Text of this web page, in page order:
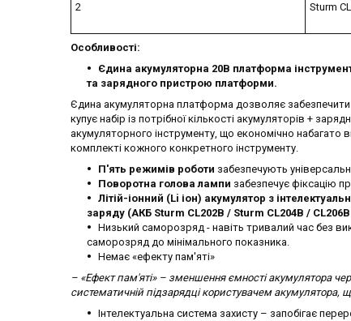
2 Sturm
Особливості:
Єдина акумуляторна 20В платформа
та зарядного пристрою платформи.
Єдина акумуляторна платформа дозволяє забезпечити
купує набір із потрібної кількості акумуляторів +
акумуляторного інструменту, що економічно набагато
комплекті кожного конкретного інструменту.
П'ять режимів роботи забезпечують
Поворотна голова лампи забезпечує фіксацію
Літій-іонний (Li іон) акумулятор з
заряду (AКБ Sturm CL202B / Sturm CL204B / CL206B
Низький саморозряд - навіть тривалий час без
саморозряд до мінімального показника.
Немає «ефекту пам'яті»
– «Ефект пам'яті» – зменшення ємності акумулятора
систематичній підзарядці користувачем акумулятора,
Інтелектуальна система захисту – запобігає